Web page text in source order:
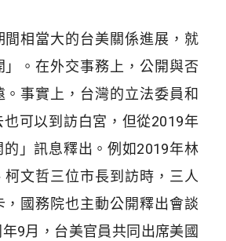
間相當大的台美關係進展，就
」。在外交事務上，公開與否
。事實上，台灣的立法委員和
可以到訪白宮，但從2019年
的」訊息釋出。例如2019年林
柯文哲三位市長到訪時，三人
，國務院也主動公開釋出會談
9月，台美官員共同出席美國